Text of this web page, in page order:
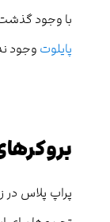
با وجود گذشت کمتر از 1 سال یا 3 سال از فعالیت این شرکت، نامی
پایلوت وجود